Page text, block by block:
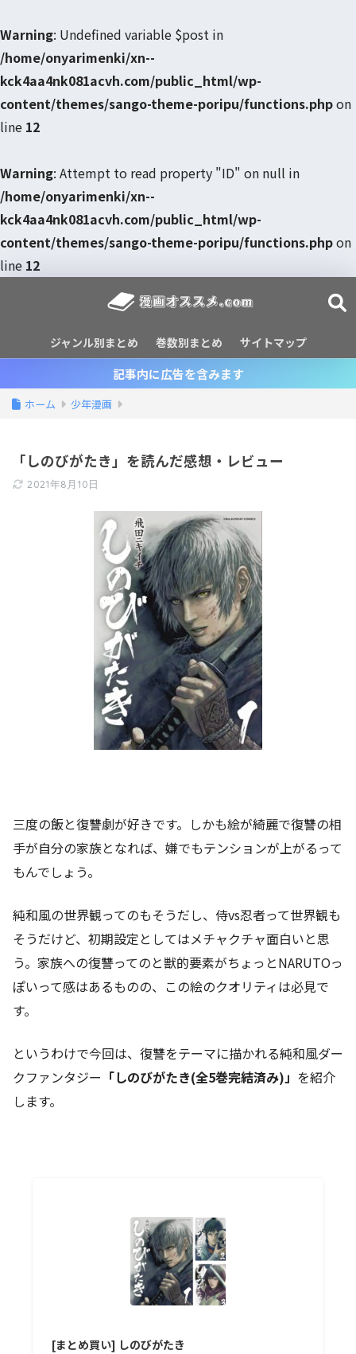
Warning: Undefined variable $post in
/home/onyarimenki/xn--
kck4aa4nk081acvh.com/public_html/wp-
content/themes/sango-theme-poripu/functions.phpon
line 12
Warning: Attempt to read property "ID" on null in
/home/onyarimenki/xn--
kck4aa4nk081acvh.com/public_html/wp-
content/themes/sango-theme-poripu/functions.phpon
line 12
ジャンル別まとめ 巻数別まとめ サイトマップ
記事内に広告を含みます
ホーム 少年漫画
「しのびがたき」を読んだ感想・レビュー
2021年8月10日
三度の飯と復讐劇が好きです。しかも絵が綺麗で復讐の相
手が自分の家族となれば、嫌でもテンションが上がるって
もんでしょう。
純和風の世界観ってのもそうだし、侍vs忍者って世界観も
そうだけど、初期設定としてはメチャクチャ面白いと思
う。家族への復讐ってのと獣的要素がちょっとNARUTOっ
ぽいって感はあるものの、この絵のクオリティは必見で
す。
というわけで今回は、復讐をテーマに描かれる純和風ダー
クファンタジー 「しのびがたき(全5巻完結済み)」 を紹介
します。
[まとめ買い] しのびがたき